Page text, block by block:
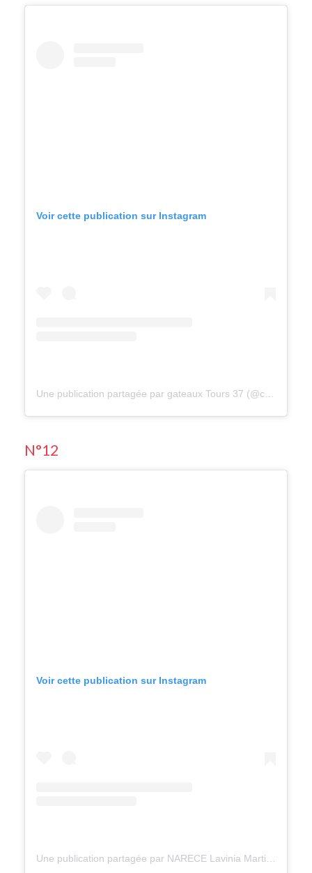
Voir cette publication sur Instagram
N°12
Voir cette publication sur Instagram
Une publication partagée par NARECE Lavinia Martinique (@cakedesign.bylavinia)